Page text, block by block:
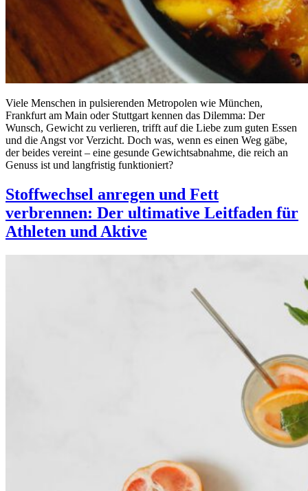
Viele Menschen in pulsierenden Metropolen wie München,
Frankfurt am Main oder Stuttgart kennen das Dilemma: Der
Wunsch, Gewicht zu verlieren, trifft auf die Liebe zum guten Essen
und die Angst vor Verzicht. Doch was, wenn es einen Weg gäbe,
der beides vereint – eine gesunde Gewichtsabnahme, die reich an
Genuss ist und langfristig funktioniert?
Stoffwechsel anregen und Fett
verbrennen: Der ultimative Leitfaden für
Athleten und Aktive